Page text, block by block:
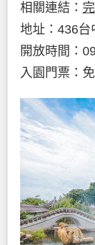
相關連結：
地址：436台
開放時間：
入園門票：